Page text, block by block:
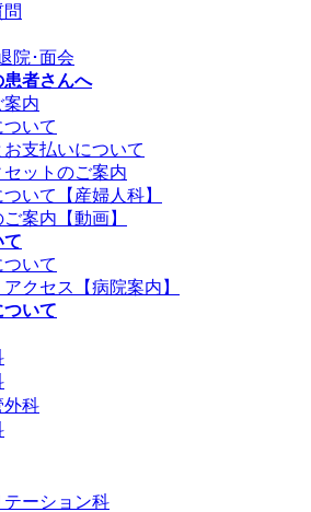
院･面会
患者さんへ
案内
ついて
お支払いについて
ットのご案内
いて【産婦人科】
案内【動画】
て
いて
クセス【病院案内】
いて
外科
テーション科